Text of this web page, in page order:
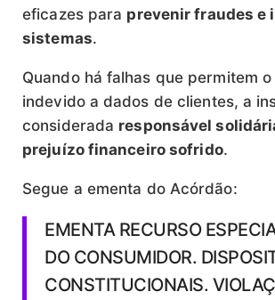
eficazes para prevenir fraudes e
sistemas.
Quando há falhas que permitem
indevido a dados de clientes, a
considerada responsável
prejuízo financeiro sofrido.
Segue a ementa do Acórdão:
EMENTA RECURSO
DO CONSUMIDOR.
CONSTITUCIONAIS.